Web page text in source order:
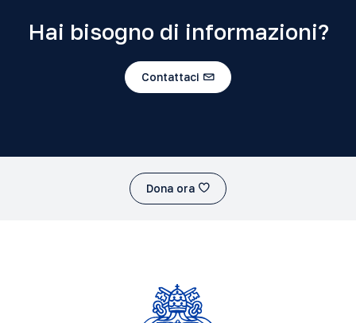
Hai bisogno di informazioni?
Contattaci
Dona ora